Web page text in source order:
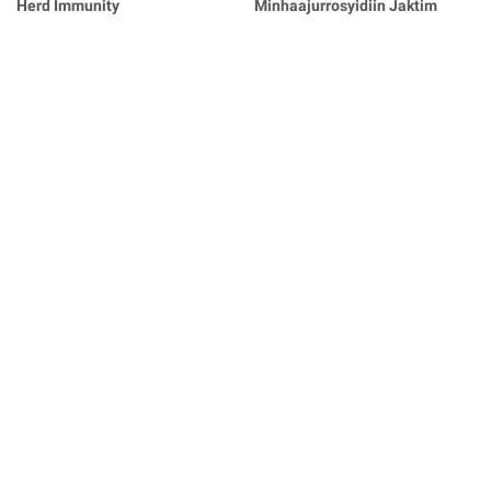
Herd Immunity
Minhaajurrosyidiin Jaktim